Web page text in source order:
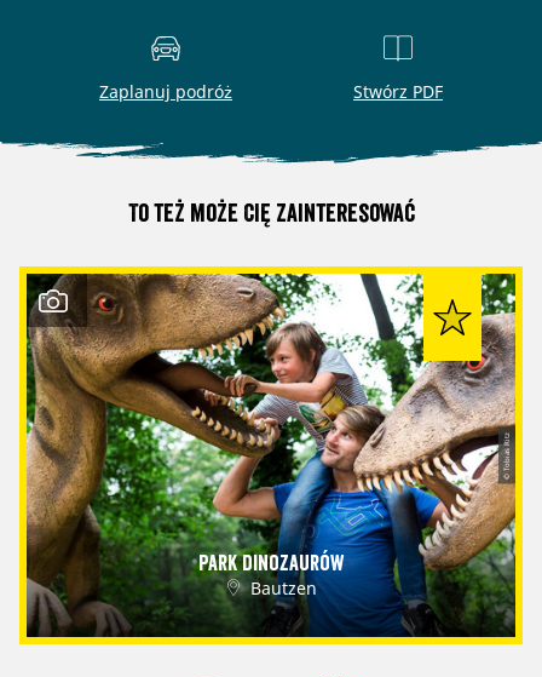
Zaplanuj podróż Stwórz PDF
To też może Cię zainteresować
Park dinozaurów
Bautzen
© Tobias Ritz